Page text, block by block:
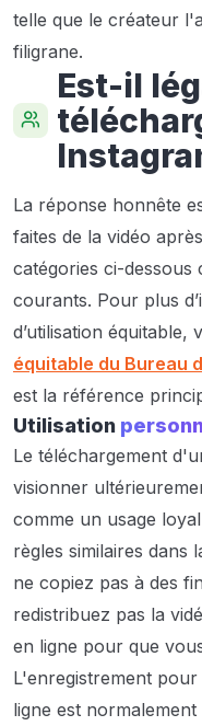
telle que le créateur
filigrane.
Est-il
La réponse honnête
faites de la vidéo
catégories ci-dessous
courants. Pour plus
d’utilisation équitable,
équitable du Bureau
est la référence
Utilisation
Le téléchargement
visionner
comme un usage
règles similaires dans
ne copiez pas à des
redistribuez pas la
en ligne pour que
L'enregistrement
ligne est normalement